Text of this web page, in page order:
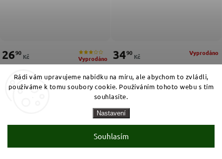
Rádi vám upravujeme nabídku na míru, ale abychom to zvládli,
používáme k tomu soubory cookie. Používáním tohoto webu s tím
souhlasíte.
Nastavení
Souhlasím
Fritt Žvýkací bonbony LEMON s
vitamínem C 70g
Vyprodáno
2690
Kč
Katjes Peace & Love veganské
ovocné bonbony 175 g
Vyprodáno
3490
Kč
4,0